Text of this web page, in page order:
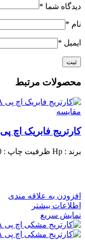
دیدگاه شما *
نام *
ایمیل *
محصولات مرتبط
مقايسه
کارتریج فابریک اچ پی HP 15A
برند : Hp ظرفیت چاپ : 2500 برگ
افزودن به علاقه مندی
اطلاعات بیشتر
نمایش سریع